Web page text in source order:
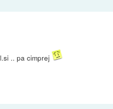
.. pa cimprej